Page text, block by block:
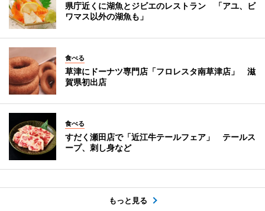
県庁近くに湖魚とジビエのレストラン 「アユ、ビ
ワマス以外の湖魚も」
食べる
草津にドーナツ専門店「フロレスタ南草津店」 滋
賀県初出店
食べる
すだく瀬田店で「近江牛テールフェア」 テールス
ープ、刺し身など
もっと見る